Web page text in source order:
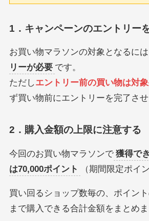
1．キャンペーンのエントリー
お買い物マラソンの対象となるには
リーが必要 です。
ただしエントリー前の買い物は対
ず買い物前にエントリーを完了させ
2．購入金額の上限に注意する
今回のお買い物マラソンで 獲得で
は70,000ポイント
（期間限定ポイ
買い回るショップ数毎の、ポイント
まで購入できる合計金額をまとめま